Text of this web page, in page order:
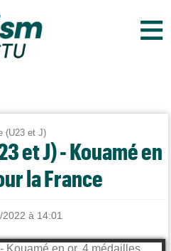
≡
(U23 et J)
et J) - Kouamé en
la France
2022 à 14:01